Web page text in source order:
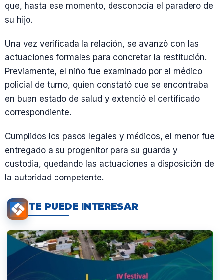
que, hasta ese momento, desconocía el paradero de
su hijo.
Una vez verificada la relación, se avanzó con las
actuaciones formales para concretar la restitución.
Previamente, el niño fue examinado por el médico
policial de turno, quien constató que se encontraba
en buen estado de salud y extendió el certificado
correspondiente.
Cumplidos los pasos legales y médicos, el menor fue
entregado a su progenitor para su guarda y
custodia, quedando las actuaciones a disposición de
la autoridad competente.
TE PUEDE INTERESAR